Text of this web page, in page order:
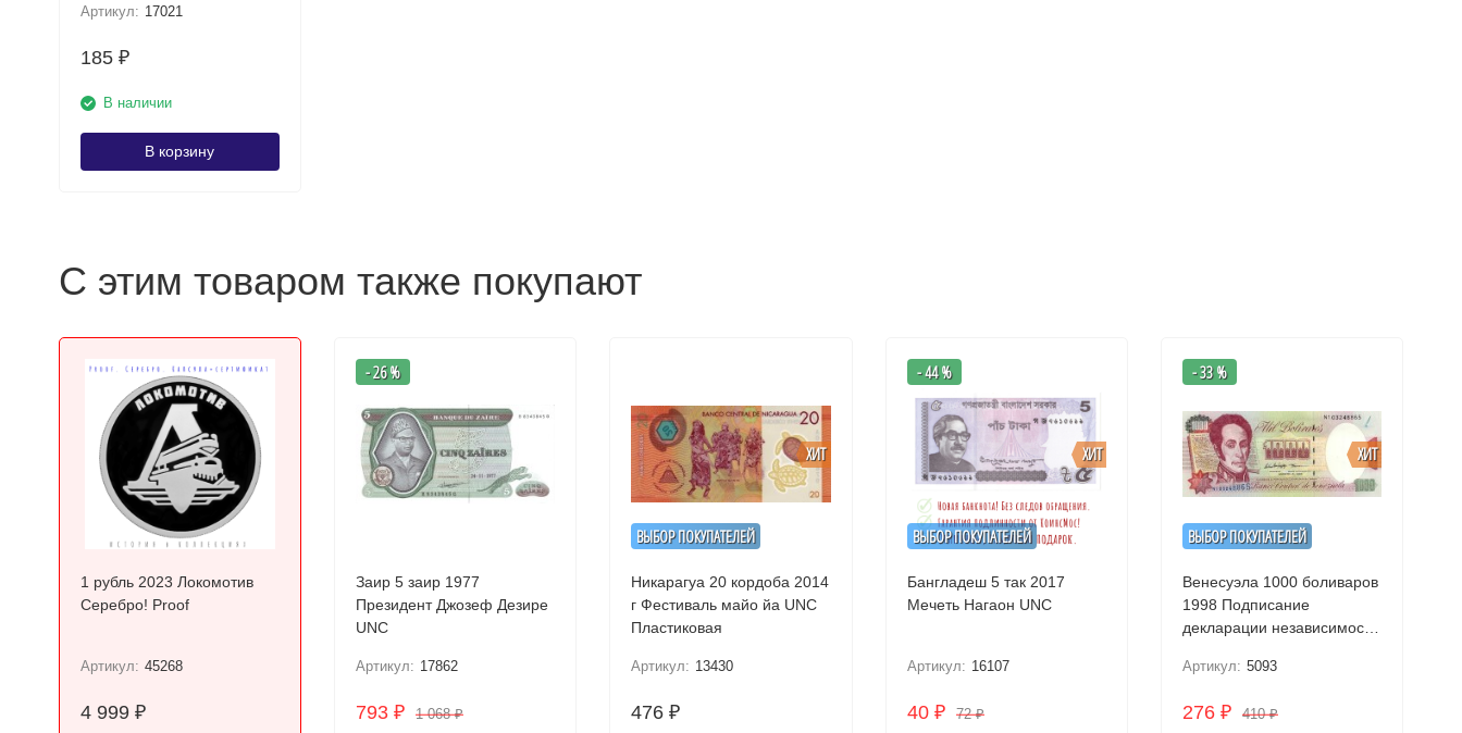
Артикул: 17021
185 ₽
В наличии
В корзину
С этим товаром также покупают
1 рубль 2023 Локомотив
Серебро! Proof
Артикул: 45268
4 999 ₽
- 26 %
Заир 5 заир 1977
Президент Джозеф Дезире
UNC
Артикул: 17862
793 ₽ 1 068₽
ВЫБОР ПОКУПАТЕЛЕЙ
ХИТ
Никарагуа 20 кордоба 2014
г Фестиваль майо йа UNC
Пластиковая
Артикул: 13430
476₽
ВЫБОР ПОКУПАТЕЛЕЙ
ХИТ
- 44 %
Бангладеш 5 так 2017
Мечеть Нагаон UNC
Артикул: 16107
40 ₽ 72₽
ВЫБОР ПОКУПАТЕЛЕЙ
ХИТ
- 33 %
Венесуэла 1000 боливаров
1998 Подписание
декларации независимости
Артикул: 5093
276₽ 410₽